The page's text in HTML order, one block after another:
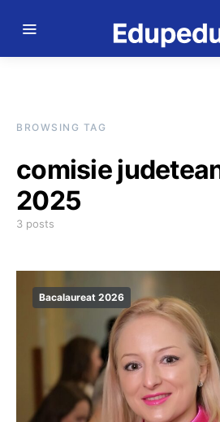
BROWSING TAG
comisie
2025
3 posts
Bacalaureat 2026